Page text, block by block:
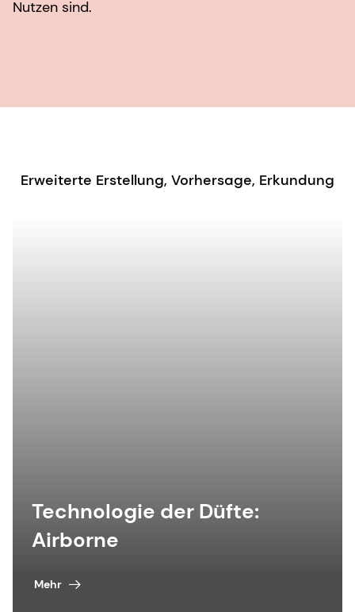
Nutzen sind.
Erweiterte Erstellung, Vorhersage, Erkundung
Technologie der Düfte:
Airborne
Mehr